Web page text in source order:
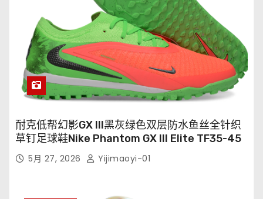
耐克低帮幻影GX III黑灰绿色双层防水鱼丝全针织
草钉足球鞋Nike Phantom GX III Elite TF35-45
5月 27, 2026 Yijimaoyi-01